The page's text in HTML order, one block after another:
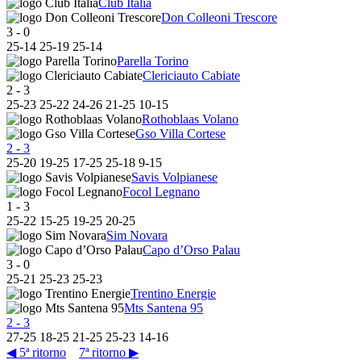
Don Colleoni Trescore
3 - 0
25-14 25-19 25-14
Parella Torino
Clericiauto Cabiate
2 - 3
25-23 25-22 24-26 21-25 10-15
Rothoblaas Volano
Gso Villa Cortese
2 - 3
25-20 19-25 17-25 25-18 9-15
Savis Volpianese
Focol Legnano
1 - 3
25-22 15-25 19-25 20-25
Sim Novara
Capo d’Orso Palau
3 - 0
25-21 25-23 25-23
Trentino Energie
Mts Santena 95
2 - 3
27-25 18-25 21-25 25-23 14-16
◀ 5ª ritorno
7ª ritorno ▶